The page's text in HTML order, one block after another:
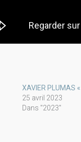
XAVIER PLUMAS
25 avril 2023
Dans "2023"